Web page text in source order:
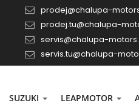
prodej@chalupa-
prodej.tu@chalupa-
servis@chalupa-
servis.tu@chalupa-
SUZUKI LEAPMOTOR